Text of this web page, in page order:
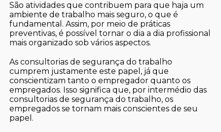
São atividades que contribuem para que haja um
ambiente de trabalho mais seguro, o que é
fundamental. Assim, por meio de práticas
preventivas, é possível tornar o dia a dia profissional
mais organizado sob vários aspectos.
As consultorias de segurança do trabalho
cumprem justamente este papel, já que
conscientizam tanto o empregador quanto os
empregados. Isso significa que, por intermédio das
consultorias de segurança do trabalho, os
empregados se tornam mais conscientes de seu
papel.